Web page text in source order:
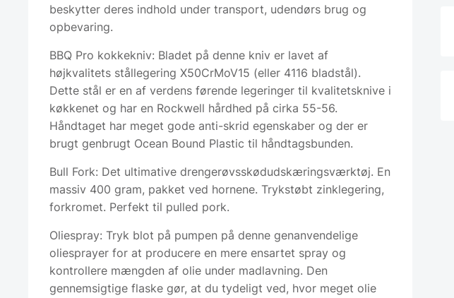
beskytter deres indhold under transport, udendørs brug og
opbevaring.
BBQ Pro kokkekniv: Bladet på denne kniv er lavet af
højkvalitets stållegering X50CrMoV15 (eller 4116 bladstål).
Dette stål er en af verdens førende legeringer til kvalitetsknive i
køkkenet og har en Rockwell hårdhed på cirka 55-56.
Håndtaget har meget gode anti-skrid egenskaber og der er
brugt genbrugt Ocean Bound Plastic til håndtagsbunden.
Bull Fork: Det ultimative drengerøvsskødudskæringsværktøj. En
massiv 400 gram, pakket ved hornene. Trykstøbt zinklegering,
forkromet. Perfekt til pulled pork.
Oliespray: Tryk blot på pumpen på denne genanvendelige
oliesprayer for at producere en mere ensartet spray og
kontrollere mængden af olie under madlavning. Den
gennemsigtige flaske gør, at du tydeligt ved, hvor meget olie